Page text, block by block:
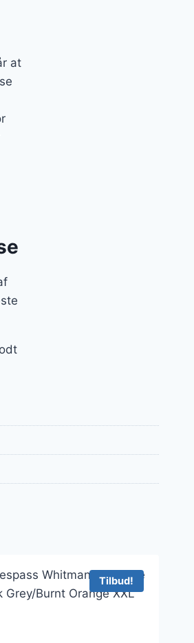
at
Tilbud!